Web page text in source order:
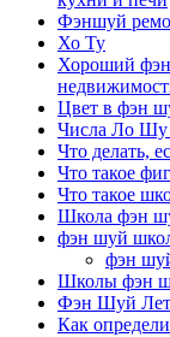
Фэншуй
Хо Ту
Хороший
Цвет в фэн
Числа Ло
Что делать,
Что такое
Что такое
Школа фэн
фэн шуй
фэн
Школы фэн
Фэн Шуй
Как